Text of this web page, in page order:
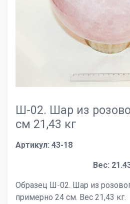
Ш-02. Шар из
см 21,43 кг
Артикул: 43-18
Вес:
Образец Ш-02. Шар из
примерно 24 см. Вес 21,43 кг.